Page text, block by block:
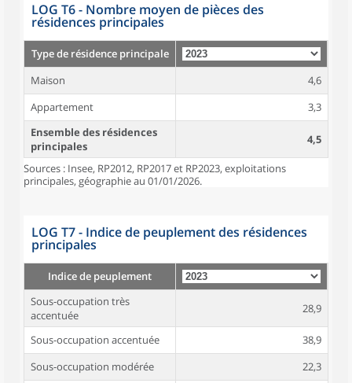
LOG T6 - Nombre moyen de pièces des
résidences principales
Type de résidence principale
Maison
4,6
Appartement
3,3
Ensemble des résidences
principales
4,5
Sources : Insee, RP2012, RP2017 et RP2023, exploitations
principales, géographie au 01/01/2026.
LOG T7 - Indice de peuplement des résidences
principales
Indice de peuplement
Sous-occupation très
accentuée
28,9
Sous-occupation accentuée
38,9
Sous-occupation modérée
22,3